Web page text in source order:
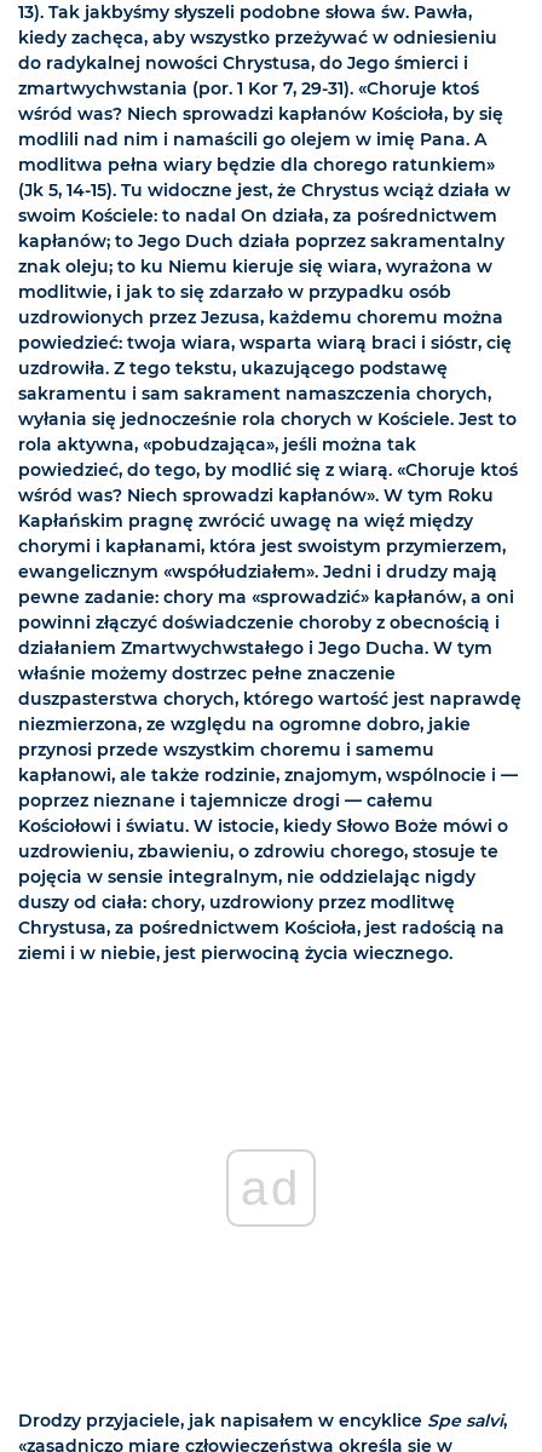
13). Tak jakbyśmy słyszeli podobne słowa św. Pawła,
kiedy zachęca, aby wszystko przeżywać w odniesieniu
do radykalnej nowości Chrystusa, do Jego śmierci i
zmartwychwstania (por. 1 Kor 7, 29-31). «Choruje ktoś
wśród was? Niech sprowadzi kapłanów Kościoła, by się
modlili nad nim i namaścili go olejem w imię Pana. A
modlitwa pełna wiary będzie dla chorego ratunkiem»
(Jk 5, 14-15). Tu widoczne jest, że Chrystus wciąż działa w
swoim Kościele: to nadal On działa, za pośrednictwem
kapłanów; to Jego Duch działa poprzez sakramentalny
znak oleju; to ku Niemu kieruje się wiara, wyrażona w
modlitwie, i jak to się zdarzało w przypadku osób
uzdrowionych przez Jezusa, każdemu choremu można
powiedzieć: twoja wiara, wsparta wiarą braci i sióstr, cię
uzdrowiła. Z tego tekstu, ukazującego podstawę
sakramentu i sam sakrament namaszczenia chorych,
wyłania się jednocześnie rola chorych w Kościele. Jest to
rola aktywna, «pobudzająca», jeśli można tak
powiedzieć, do tego, by modlić się z wiarą. «Choruje ktoś
wśród was? Niech sprowadzi kapłanów». W tym Roku
Kapłańskim pragnę zwrócić uwagę na więź między
chorymi i kapłanami, która jest swoistym przymierzem,
ewangelicznym «współudziałem». Jedni i drudzy mają
pewne zadanie: chory ma «sprowadzić» kapłanów, a oni
powinni złączyć doświadczenie choroby z obecnością i
działaniem Zmartwychwstałego i Jego Ducha. W tym
właśnie możemy dostrzec pełne znaczenie
duszpasterstwa chorych, którego wartość jest naprawdę
niezmierzona, ze względu na ogromne dobro, jakie
przynosi przede wszystkim choremu i samemu
kapłanowi, ale także rodzinie, znajomym, wspólnocie i —
poprzez nieznane i tajemnicze drogi — całemu
Kościołowi i światu. W istocie, kiedy Słowo Boże mówi o
uzdrowieniu, zbawieniu, o zdrowiu chorego, stosuje te
pojęcia w sensie integralnym, nie oddzielając nigdy
duszy od ciała: chory, uzdrowiony przez modlitwę
Chrystusa, za pośrednictwem Kościoła, jest radością na
ziemi i w niebie, jest pierwociną życia wiecznego.
ad
Drodzy przyjaciele, jak napisałem w encyklice Spe salvi,
«zasadniczo miarę człowieczeństwa określa się w